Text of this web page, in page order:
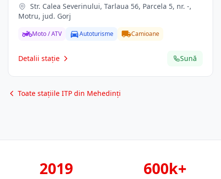
Motru, jud. Gorj
Moto / ATV Autoturisme Camioane
Detalii stație Sună
Toate stațiile ITP din Mehedinți
2019 600k+